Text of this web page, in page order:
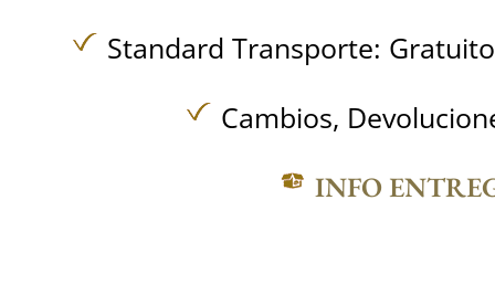
Standard Transporte:
Cambios,
INFO